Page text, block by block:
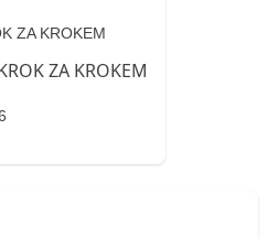
ZA KROKEM